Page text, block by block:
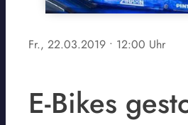
Fr., 22.03.2019 • 12:00 Uhr
E-Bikes